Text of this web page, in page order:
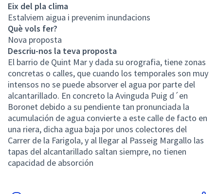
Eix del pla clima
Estalviem aigua i prevenim inundacions
Què vols fer?
Nova proposta
Descriu-nos la teva proposta
El barrio de Quint Mar y dada su orografia, tiene zonas
concretas o calles, que cuando los temporales son muy
intensos no se puede absorver el agua por parte del
alcantarillado. En concreto la Avinguda Puig d´en
Boronet debido a su pendiente tan pronunciada la
acumulación de agua convierte a este calle de facto en
una riera, dicha agua baja por unos colectores del
Carrer de la Farigola, y al llegar al Passeig Margallo las
tapas del alcantarillado saltan siempre, no tienen
capacidad de absorción